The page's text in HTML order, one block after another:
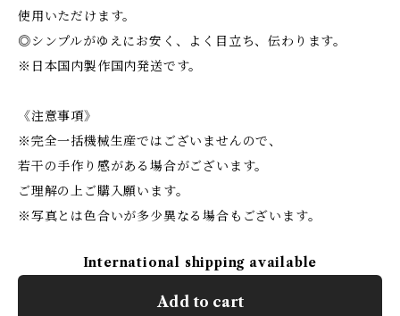
使用いただけます。
◎シンプルがゆえにお安く、よく目立ち、伝わります。
※日本国内製作国内発送です。
《注意事項》
※完全一括機械生産ではございませんので、
若干の手作り感がある場合がございます。
ご理解の上ご購入願います。
※写真とは色合いが多少異なる場合もございます。
International shipping available
Add to cart